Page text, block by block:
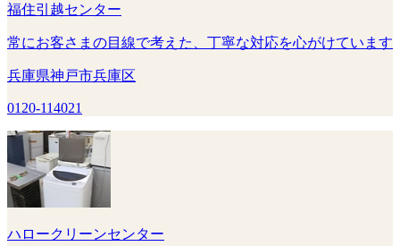
福住引越センター
常にお客さまの目線で考えた、丁寧な対応を心がけています
兵庫県神戸市兵庫区
0120-114021
ハロークリーンセンター